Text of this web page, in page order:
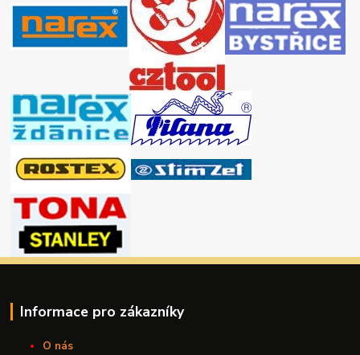
Informace pro zákazníky
O nás